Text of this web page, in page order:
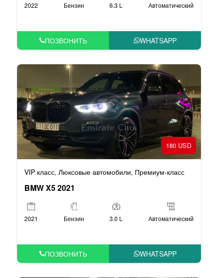
2022 Бензин 6.3 L Автоматический
ПОЗВОНИТЬ WHATSAPP
180 USD
VIP класс, Люксовые автомобили, Премиум-класс
BMW X5 2021
2021 Бензин 3.0 L Автоматический
ПОЗВОНИТЬ WHATSAPP